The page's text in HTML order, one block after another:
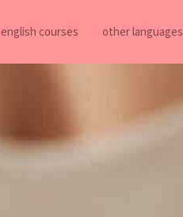
english courses other languages